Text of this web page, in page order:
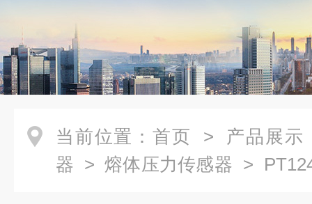
当前位置： 首页 > 产品展示
器 > 熔体压力传感器 >